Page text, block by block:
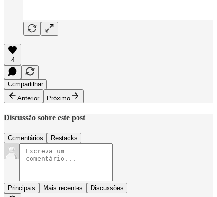
4
Compartilhar
Anterior
Próximo
Discussão sobre este post
Comentários Restacks
Principais Mais recentes Discussões